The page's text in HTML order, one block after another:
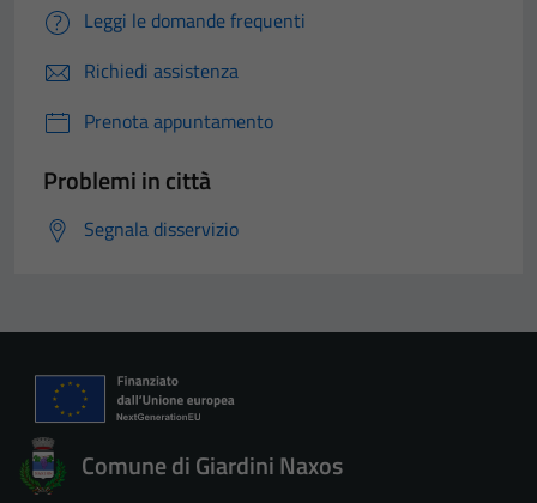
Leggi le domande frequenti
Richiedi assistenza
Prenota appuntamento
Problemi in città
Segnala disservizio
Comune di Giardini Naxos